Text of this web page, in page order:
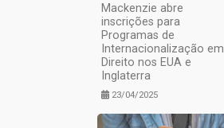
Mackenzie abre
inscrições para
Programas de
Internacionalização em
Direito nos EUA e
Inglaterra
23/04/2025